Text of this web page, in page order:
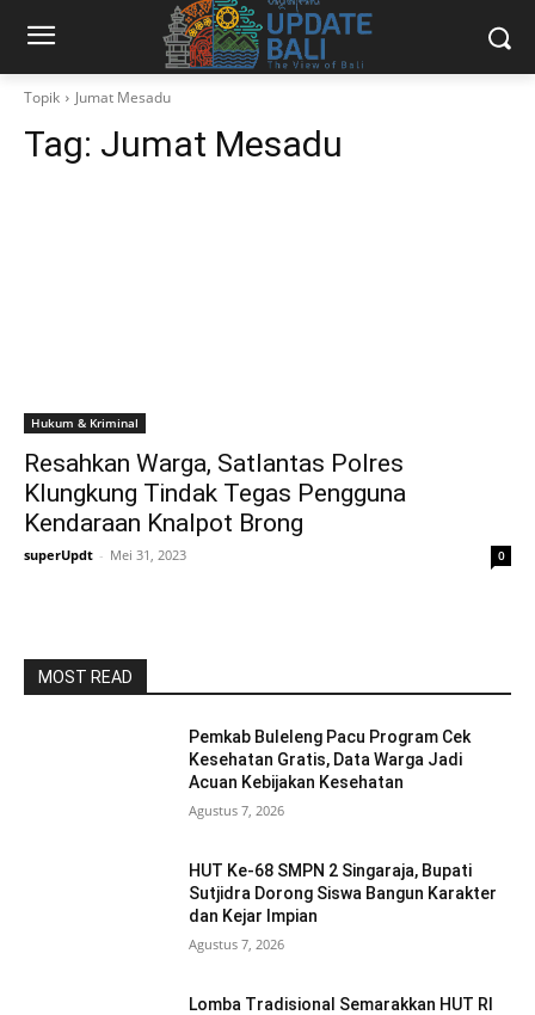
Topik Jumat Mesadu
Tag: Jumat Mesadu
Hukum & Kriminal
Resahkan Warga, Satlantas Polres
Klungkung Tindak Tegas Pengguna
Kendaraan Knalpot Brong
superUpdt - Mei 31, 2023 0
MOST READ
Pemkab Buleleng Pacu Program Cek
Kesehatan Gratis, Data Warga Jadi
Acuan Kebijakan Kesehatan
Agustus 7, 2026
HUT Ke-68 SMPN 2 Singaraja, Bupati
Sutjidra Dorong Siswa Bangun Karakter
dan Kejar Impian
Agustus 7, 2026
Lomba Tradisional Semarakkan HUT RI